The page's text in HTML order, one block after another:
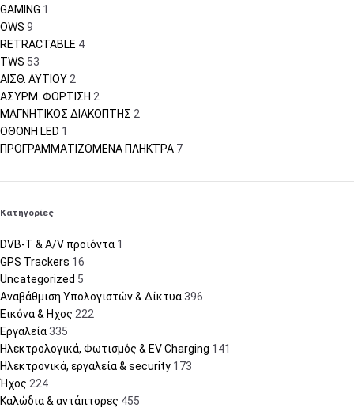
GAMING 1
OWS 9
RETRACTABLE 4
TWS 53
ΑΙΣΘ. ΑΥΤΙΟΥ2
ΑΣΥΡΜ. ΦΟΡΤΙΣΗ 2
ΜΑΓΝΗΤΙΚΟΣ ΔΙΑΚΟΠΤΗΣ 2
ΟΘΟΝΗ LED 1
ΠΡΟΓΡΑΜΜΑΤΙΖΟΜΕΝΑ ΠΛΗΚΤΡΑ 7
Κατηγορίες
DVB-T & A/V προϊόντα 1
GPS Trackers 16
Uncategorized 5
Αναβάθμιση Υπολογιστών & Δίκτυα 396
Εικόνα & Ηχος 222
Εργαλεία 335
Ηλεκτρολογικά, Φωτισμός & EV Charging 141
Ηλεκτρονικά, εργαλεία & security 173
Ήχος 224
Καλώδια & αντάπτορες 455